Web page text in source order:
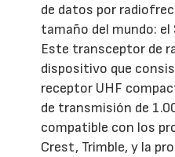
de datos por
tamaño del mundo: el
Este transceptor de
dispositivo que
receptor UHF
de transmisión de
compatible con los
Crest, Trimble, y la